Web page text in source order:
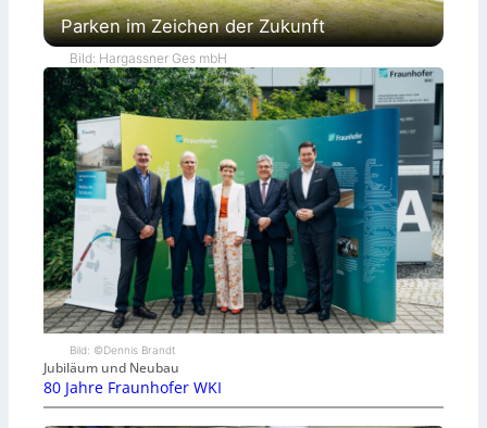
Parken im Zeichen der Zukunft
Bild: Hargassner Ges mbH
Bild: ©Dennis Brandt
Jubiläum und Neubau
80 Jahre Fraunhofer WKI